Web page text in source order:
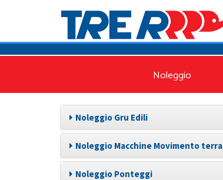
Noleggio
Noleggio Gru Edili
Noleggio Macchine Movimento terra
Noleggio Ponteggi